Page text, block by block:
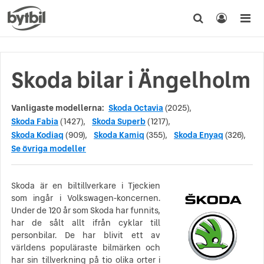
Skoda bilar i Ängelholm
Vanligaste modellerna: Skoda Octavia (2025),
Skoda Fabia (1427), Skoda Superb(1217),
Skoda Kodiaq (909), Skoda Kamiq (355), Skoda Enyaq (326),
Se övriga modeller
Skoda är en biltillverkare i Tjeckien
som ingår i Volkswagen-koncernen.
Under de 120 år som Skoda har funnits,
har de sålt allt ifrån cyklar till
personbilar. De har blivit ett av
världens populäraste bilmärken och
har sin tillverkning på tio olika orter i